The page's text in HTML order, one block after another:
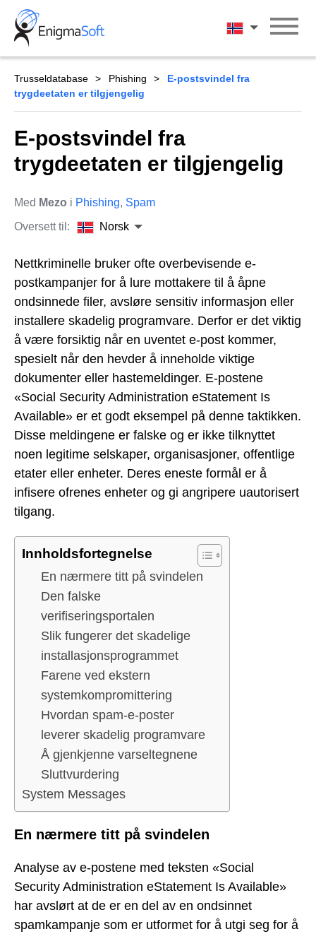
Skip
content
Norsk
Trusseldatabase Phishing
E-postsvindel fra
trygdeetaten er tilgjengelig
E-postsvindel fra
trygdeetaten er tilgjengelig
Med Mezo i Phishing, Spam
Oversett til:
Norsk
Nettkriminelle bruker ofte overbevisende e-
postkampanjer for å lure mottakere til å åpne
ondsinnede filer, avsløre sensitiv informasjon eller
installere skadelig programvare. Derfor er det viktig
å være forsiktig når en uventet e-post kommer,
spesielt når den hevder å inneholde viktige
dokumenter eller hastemeldinger. E-postene
«Social Security Administration eStatement Is
Available» er et godt eksempel på denne taktikken.
Disse meldingene er falske og er ikke tilknyttet
noen legitime selskaper, organisasjoner, offentlige
etater eller enheter. Deres eneste formål er å
infisere ofrenes enheter og gi angripere uautorisert
tilgang.
Innholdsfortegnelse
En nærmere titt på svindelen
Den falske
verifiseringsportalen
Slik fungerer det skadelige
installasjonsprogrammet
Farene ved ekstern
systemkompromittering
Hvordan spam-e-poster
leverer skadelig programvare
Å gjenkjenne varseltegnene
Sluttvurdering
System Messages
En nærmere titt på svindelen
Analyse av e-postene med teksten «Social
Security Administration eStatement Is Available»
har avslørt at de er en del av en ondsinnet
spamkampanje som er utformet for å utgi seg for å